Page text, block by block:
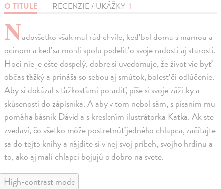
O TITULE RECENZIE / UKÁŽKY 1
Nadovšetko však mal rád chvíle, keď bol doma s mamou a
ocinom a keď sa mohli spolu podeliť o svoje radosti aj starosti.
Hoci nie je ešte dospelý, dobre si uvedomuje, že život vie byť
občas ťažký a prináša so sebou aj smútok, bolesť či odlúčenie.
Aby si dokázal s ťažkosťami poradiť, píše si svoje zážitky a
skúsenosti do zápisníka. A aby v tom nebol sám, s písaním mu
pomáha básnik Dávid a s kreslením ilustrátorka Katka. Ak ste
zvedaví, čo všetko môže postretnúť jedného chlapca, začítajte
sa do tejto knihy a nájdite si v nej svoj príbeh, svojho hrdinu a
to, ako aj malí chlapci bojujú o dobro na svete.
High-contrast mode